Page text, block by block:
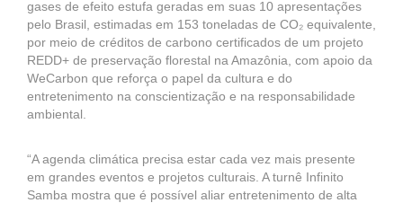
gases de efeito estufa geradas em suas 10 apresentações
pelo Brasil, estimadas em 153 toneladas de CO₂ equivalente,
por meio de créditos de carbono certificados de um projeto
REDD+ de preservação florestal na Amazônia, com apoio da
WeCarbon que reforça o papel da cultura e do
entretenimento na conscientização e na responsabilidade
ambiental.
“A agenda climática precisa estar cada vez mais presente
em grandes eventos e projetos culturais. A turnê Infinito
Samba mostra que é possível aliar entretenimento de alta